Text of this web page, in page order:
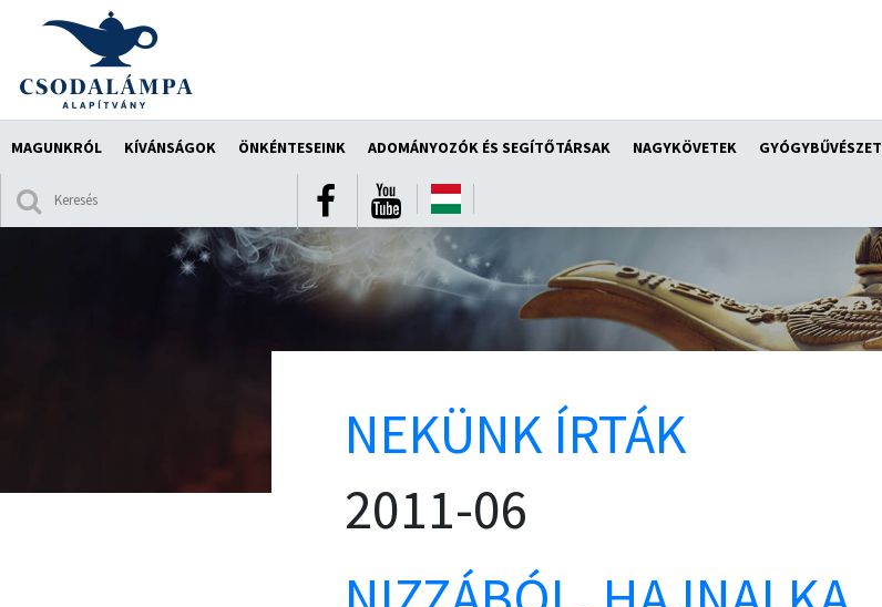
MAGUNKRÓL KÍVÁNSÁGOK ÖNKÉNTESEINK ADOMÁNYOZÓK ÉS SEGÍTŐTÁRSAK NAGYKÖVETEK GYÓGYBŰVÉSZET
NEKÜNK ÍRTÁK
2011-06